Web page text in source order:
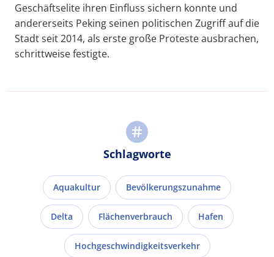
Geschäftselite ihren Einfluss sichern konnte und
andererseits Peking seinen politischen Zugriff auf die
Stadt seit 2014, als erste große Proteste ausbrachen,
schrittweise festigte.
Schlagworte
Aquakultur Bevölkerungszunahme
Delta Flächenverbrauch Hafen
Hochgeschwindigkeitsverkehr